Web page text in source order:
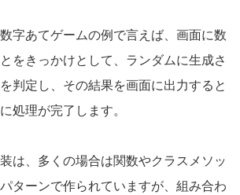
字あてゲームの例で言えば、画面に数
をきっかけとして、ランダムに生成さ
判定し、その結果を画面に出力すると
処理が完了します。
は、多くの場合は関数やクラスメソッ
ターンで作られていますが、組み合わ